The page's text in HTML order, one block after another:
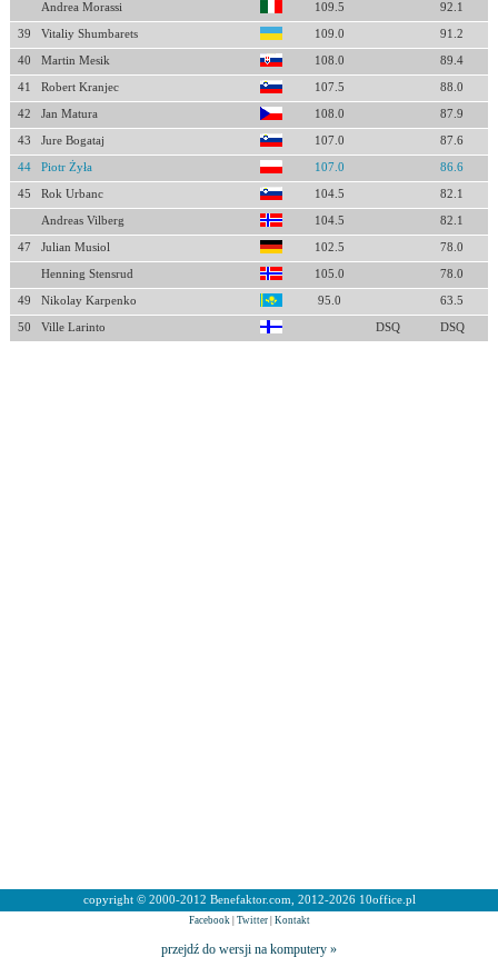
Andrea Morassi 109.5 92.1
39 Vitaliy Shumbarets 109.0 91.2
40 Martin Mesik 108.0 89.4
41 Robert Kranjec 107.5 88.0
42 Jan Matura 108.0 87.9
43 Jure Bogataj 107.0 87.6
44 Piotr Żyła 107.0 86.6
45 Rok Urbanc 104.5 82.1
Andreas Vilberg 104.5 82.1
47 Julian Musiol 102.5 78.0
Henning Stensrud 105.0 78.0
49 Nikolay Karpenko 95.0 63.5
50 Ville Larinto DSQ DSQ
copyright © 2000-2012 Benefaktor.com, 2012-2026 10office.pl
Facebook| Twitter| Kontakt
przejdź do wersji na komputery »